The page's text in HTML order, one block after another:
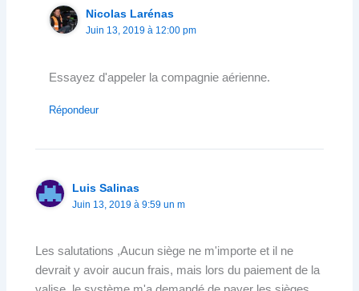
Nicolas Larénas
Juin 13, 2019 à 12:00 pm
Essayez d'appeler la compagnie aérienne.
Répondeur
Luis Salinas
Juin 13, 2019 à 9:59 un m
Les salutations ,Aucun siège ne m'importe et il ne
devrait y avoir aucun frais, mais lors du paiement de la